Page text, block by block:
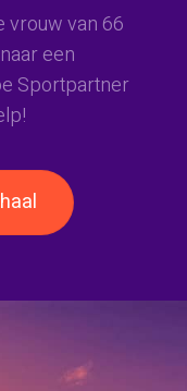
vrouw van 66
een
Sportpartner